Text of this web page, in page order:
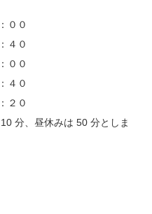
００
４０
００
４０
２０
分、昼休みは 50 分としま